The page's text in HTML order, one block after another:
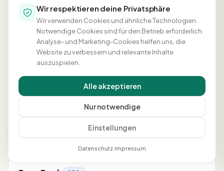
OnPage-Optimierung SEO
Alle SEO-Maßnahmen, die direkt auf der eigenen Website
durchgeführt werden, wie Meta-Tags, Content und
interne Verlinkung.
Wir respektieren deine Privatsphäre
Wir verwenden Cookies und ähnliche Technologien.
Notwendige Cookies sind für den Betrieb erforderlich.
Analyse- und Marketing-Cookies helfen uns, die
Website zu verbessern und relevante Inhalte
auszuspielen.
Alle akzeptieren
Nur notwendige
Einstellungen
Datenschutz·Impressum